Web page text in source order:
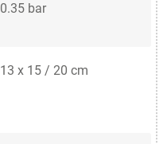
0.35 bar
13 x 15 / 20 cm